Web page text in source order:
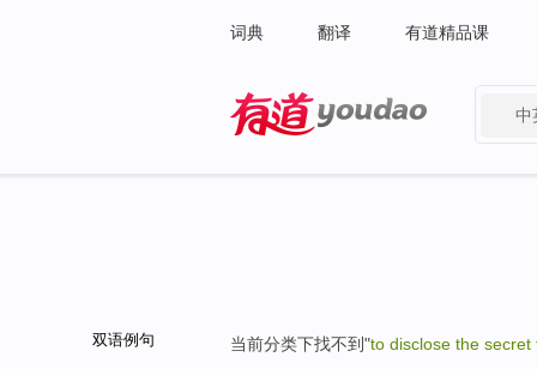
词典 翻译 有道精品课
中
双语例句 当前分类下找不到"to disclose the secret